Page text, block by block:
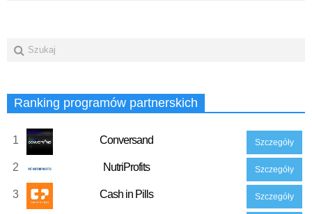
Ranking programów partnerskich
1 Conversand Szczegóły
2 NutriProfits Szczegóły
3 Cash in Pills Szczegóły